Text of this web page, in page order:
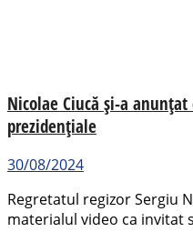
Nicolae Ciucă și-a
prezidențiale
30/08/2024
Regretatul regizor Sergiu
materialul video ca invitat